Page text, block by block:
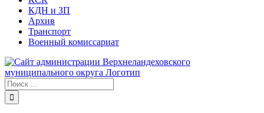
КДН и ЗП
Архив
Транспорт
Военный комиссариат
Результат
поиска: